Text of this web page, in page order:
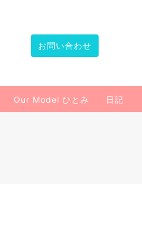
お問い合わせ
Our Model ひとみ 日記